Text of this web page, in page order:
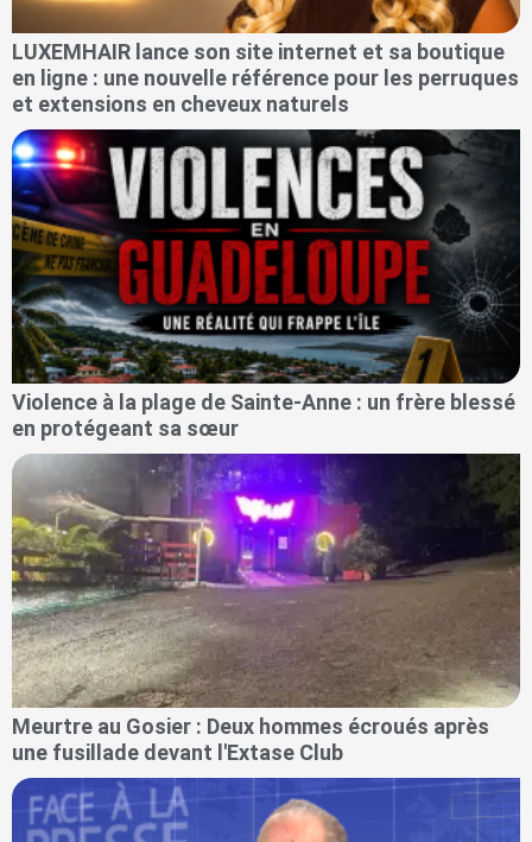
LUXEMHAIR lance son site internet et sa boutique
en ligne : une nouvelle référence pour les perruques
et extensions en cheveux naturels
Violence à la plage de Sainte-Anne : un frère blessé
en protégeant sa sœur
Meurtre au Gosier : Deux hommes écroués après
une fusillade devant l'Extase Club